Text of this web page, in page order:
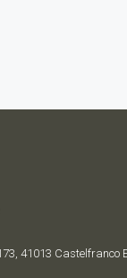
41013 Castelfranco